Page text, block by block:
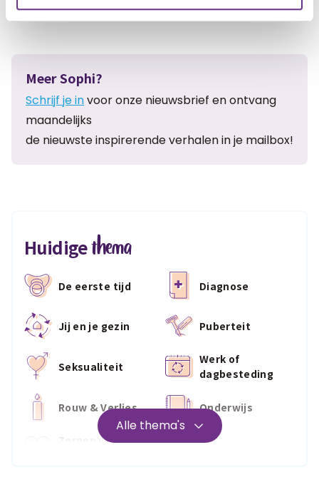
Meer Sophi?
Schrijf je invoor onze nieuwsbrief en ontvang
maandelijks
de nieuwste inspirerende verhalen in je mailbox!
Huidigethema
De eerste tijd Diagnose
Jij en je gezin Puberteit
Seksualiteit
Werk of
dagbesteding
Rouw & Verlies Onderwijs
Zorgen voor
Wonen
Alle thema's